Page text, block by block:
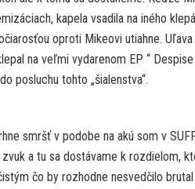
kapela vsadila na iného
oproti Mikeovi utiahne.
na veľmi vydarenom EP “
posluchu tohto „šialenstva“.
smršť v podobe na akú som v
a tu sa dostávame k rozdielom,
čo by rozhodne nesvedčilo